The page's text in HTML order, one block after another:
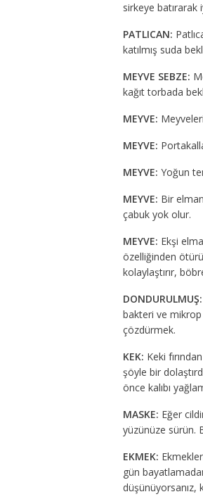
sirkeye batırarak
PATLICAN:
katılmış suda
MEYVE SEBZE:
kağıt torbada
MEYVE:
MEYVE:
MEYVE: Yoğun
MEYVE: Bir
çabuk yok olur.
MEYVE: Ekşi
özelliğinden
kolaylaştırır,
DONDURULMUŞ:
bakteri ve mikrop
çözdürmek.
KEK: Keki
şöyle bir
önce kalıbı
MASKE: Eğer
yüzünüze sürün.
EKMEK:
gün
düşünüyorsanız,